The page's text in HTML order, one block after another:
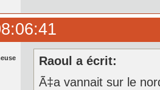
Raoul a écrit:
Ã‡a vannait sur le